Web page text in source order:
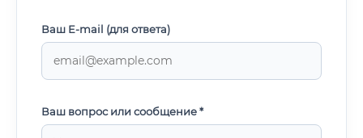
Ваш E-mail (для ответа)
Ваш вопрос или сообщение *